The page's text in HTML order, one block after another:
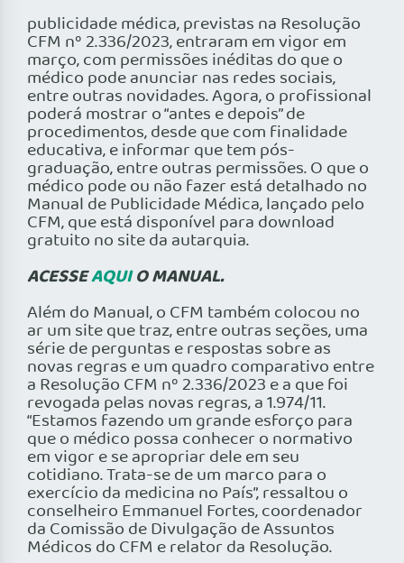
publicidade médica, previstas na Resolução
CFM nº 2.336/2023, entraram em vigor em
março, com permissões inéditas do que o
médico pode anunciar nas redes sociais,
entre outras novidades. Agora, o profissional
poderá mostrar o “antes e depois” de
procedimentos, desde que com finalidade
educativa, e informar que tem pós-
graduação, entre outras permissões. O que o
médico pode ou não fazer está detalhado no
Manual de Publicidade Médica, lançado pelo
CFM, que está disponível para download
gratuito no site da autarquia.
ACESSEAQUIO MANUAL.
Além do Manual, o CFM também colocou no
ar um site que traz, entre outras seções, uma
série de perguntas e respostas sobre as
novas regras e um quadro comparativo entre
a Resolução CFM nº 2.336/2023 e a que foi
revogada pelas novas regras, a 1.974/11.
“Estamos fazendo um grande esforço para
que o médico possa conhecer o normativo
em vigor e se apropriar dele em seu
cotidiano. Trata-se de um marco para o
exercício da medicina no País”, ressaltou o
conselheiro Emmanuel Fortes, coordenador
da Comissão de Divulgação de Assuntos
Médicos do CFM e relator da Resolução.